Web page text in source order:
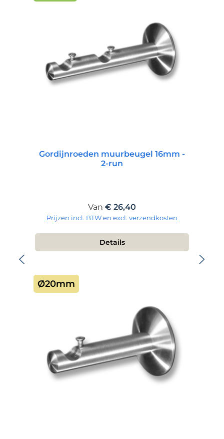
Gordijnroeden muurbeugel 16mm -
2-run
Normale prijs:
Van € 26,40
Prijzen incl. BTW en excl. verzendkosten
Details
Ø20mm